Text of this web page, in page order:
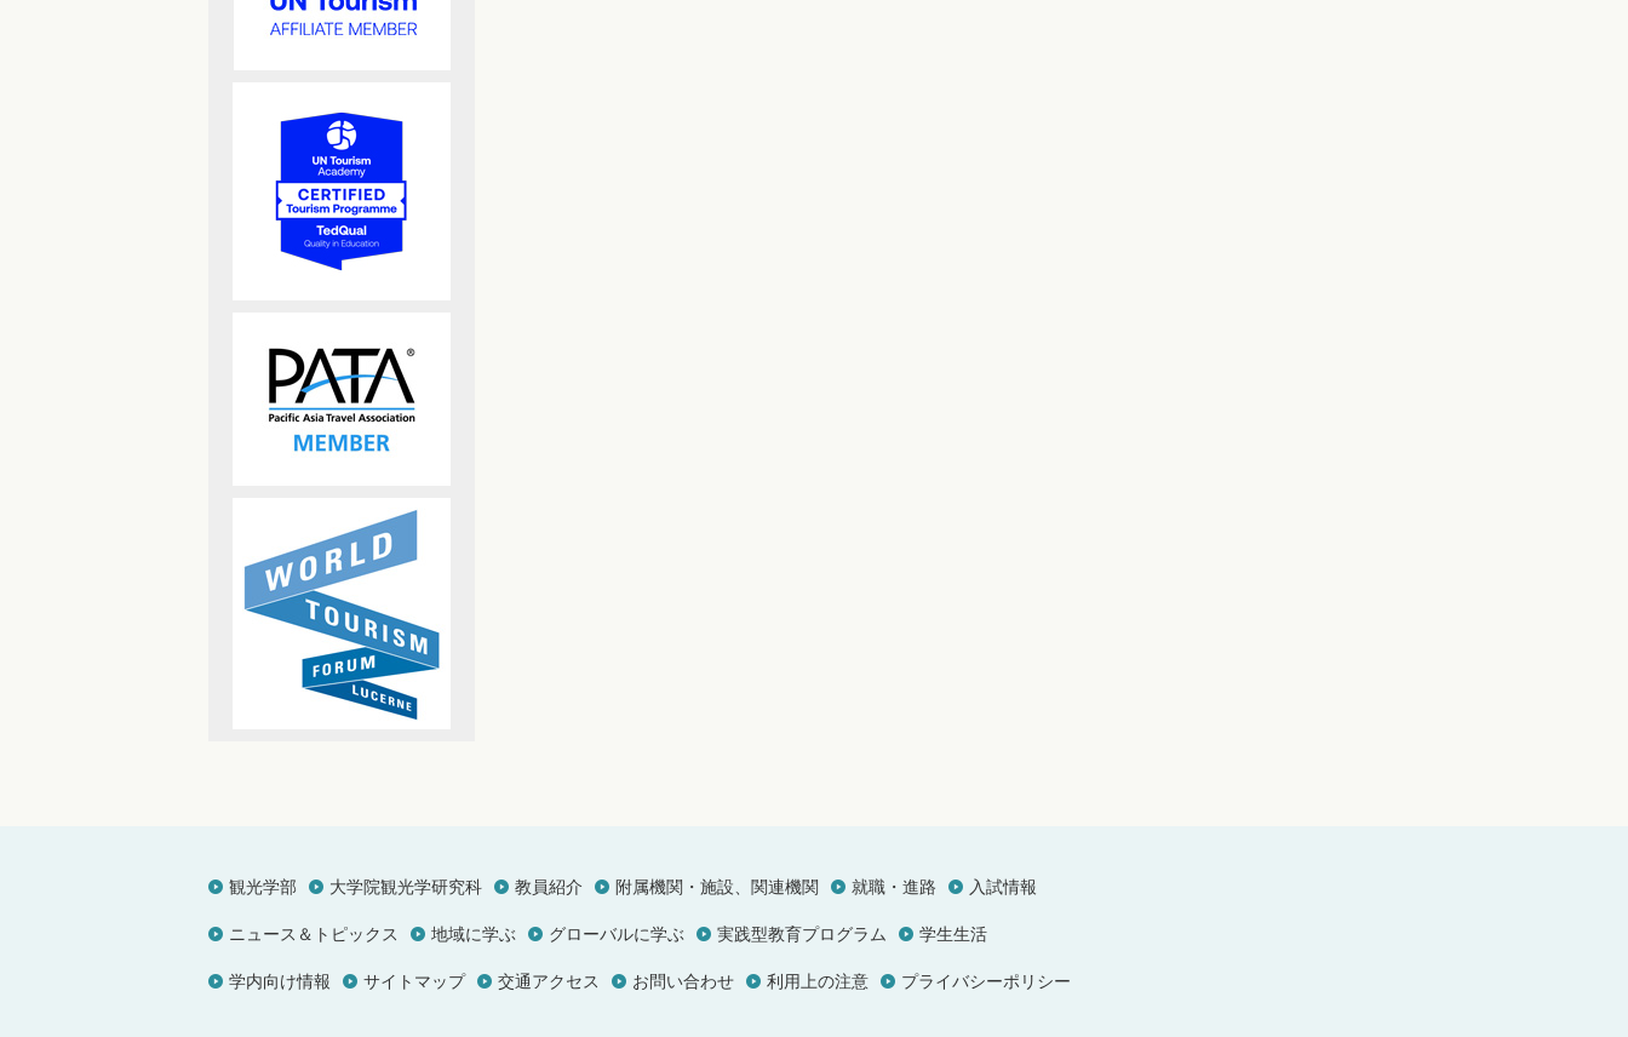
観光学部 大学院観光学研究科 教員紹介 附属機関・施設、関連機関 就職・進路 入試情報
ニュース＆トピックス 地域に学ぶ グローバルに学ぶ 実践型教育プログラム 学生生活
学内向け情報 サイトマップ 交通アクセス お問い合わせ 利用上の注意 プライバシーポリシー